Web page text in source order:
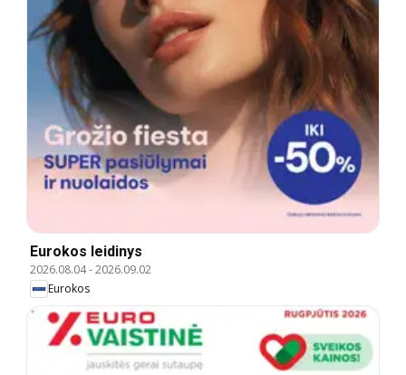
Eurokos leidinys
2026.08.04-2026.09.02
Eurokos